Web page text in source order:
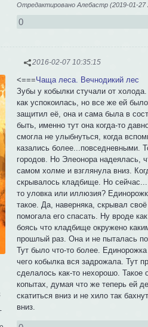
Отредактировано Алебастр (2019-01-27
0
2016-02-07 10:35:15
<===Чаща леса. Вечнодикий лес
Зубы у кобылки стучали от
как успокоилась, но все же ей
защитил её, она и сама была в
быть, именно тут она когда-то
смогла не улыбнуться, когда
казались более...повседневными.
городов. Но Элеонора надеялась,
самом холме и взглянула вниз.
скрывалось кладбище. Но
то уловка или иллюзия?
такое. Да, наверняка, скрывал
помогала его спасать. Ну вроде
боясь что кладбище окружено
прошлый раз. Она и не пыталась
Тут было что-то более.
чего кобылка вся задрожала. Тут
сделалось как-то нехорошо.
копытах, думая что же теперь ей
скатиться вниз и не хило так
вниз.